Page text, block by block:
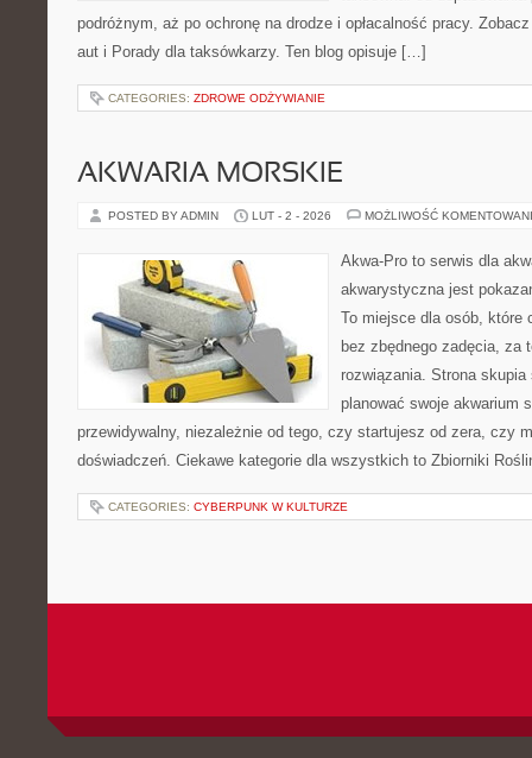
podróżnym, aż po ochronę na drodze i opłacalność pracy.
aut i Porady dla taksówkarzy. Ten blog opisuje […]
CATEGORIES: ZDROWE ODŻYWIANIE
AKWARIA MORSKIE
POSTED BY ADMIN LUT - 2 - 2026 MOŻLIWOŚĆ
Akwa-Pro to serwis dla
akwarystyczna jest
To miejsce dla osób, które
bez zbędnego zadęcia, za
rozwiązania. Strona
planować swoje akwarium
przewidywalny, niezależnie od tego, czy startujesz od zera, czy
doświadczeń. Ciekawe kategorie dla wszystkich to Zbiorniki
CATEGORIES: CYBERPUNK W KULTURZE